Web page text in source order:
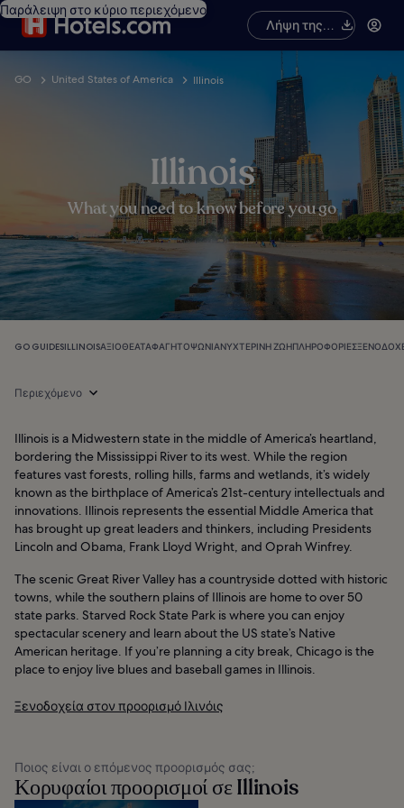
Παράλειψη στο κύριο περιεχόμενο
Λήψη της
εφαρμογής
GO United States of America Illinois
Illinois
What you need to know before you go
GO GUIDESILLINOISΑΞΙΟΘΈΑΤΑΦΑΓΗΤΌΨΏΝΙΑΝΥΧΤΕΡΙΝΉ ΖΩΉΠΛΗΡΟΦΟΡΊΕΣ
Περιεχόμενο
Illinois is a Midwestern state in the middle of America’s heartland,
bordering the Mississippi River to its west. While the region
features vast forests, rolling hills, farms and wetlands, it’s widely
known as the birthplace of America’s 21st-century intellectuals and
innovations. Illinois represents the essential Middle America that
has brought up great leaders and thinkers, including Presidents
Lincoln and Obama, Frank Lloyd Wright, and Oprah Winfrey.
The scenic Great River Valley has a countryside dotted with historic
towns, while the southern plains of Illinois are home to over 50
state parks. Starved Rock State Park is where you can enjoy
spectacular scenery and learn about the US state’s Native
American heritage. If you’re planning a city break, Chicago is the
place to enjoy live blues and baseball games in Illinois.
Ξενοδοχεία στον προορισμό Ιλινόις
Ποιος είναι ο επόμενος προορισμός σας;
Κορυφαίοι προορισμοί σε Illinois